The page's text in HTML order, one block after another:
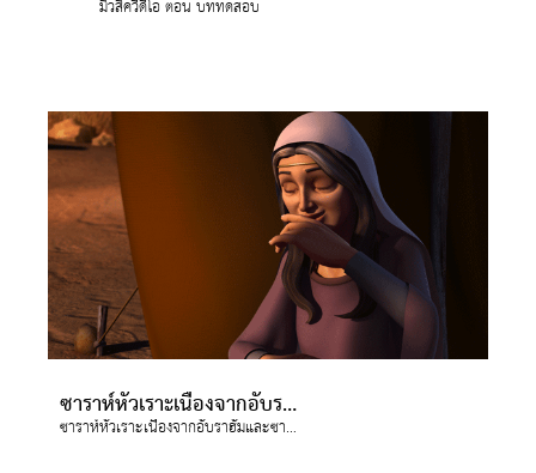
มิวสิควีดีโอ ตอน บททดสอบ
ซาราห์หัวเราะเนื่องจากอับราฮัมและซาราห์แก่มากแล้ว แต่พระเจ้าสัญญาว่า จะประทานบุตรให้กับพวกเขา เธอจึงหัวเราะเงียบ ๆ กับตัวเอง
ซาราห์หัวเราะเนื่องจากอับราฮัมและซาราห์แก่มากแล้ว แต่พระเจ้าสัญญาว่า จะประทานบุตรให้กับพวกเขา เธอจึงหัวเราะเงียบ ๆ กับตัวเอง